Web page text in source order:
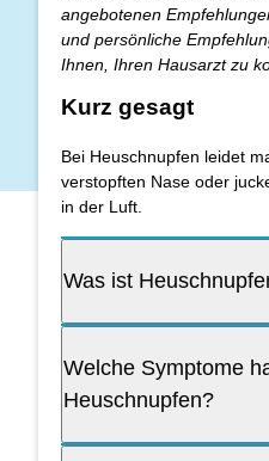
angebotenen
und persönliche
Ihnen, Ihren Hausarzt zu
Kurz gesagt
Bei Heuschnupfen leidet
verstopften Nase oder
in der Luft.
Was ist
Welche Symptome
Heuschnupfen?